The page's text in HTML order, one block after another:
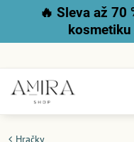
🔥 Sleva až 70
Hračky